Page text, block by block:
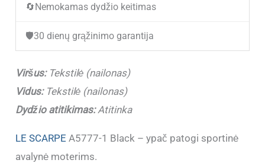
🔄Nemokamas dydžio keitimas
🛡️30 dienų grąžinimo garantija
Viršus:Tekstilė (nailonas)
Vidus:Tekstilė (nailonas)
Dydžio atitikimas:Atitinka
LE SCARPE A5777-1 Black – ypač patogi sportinė
avalynė moterims.